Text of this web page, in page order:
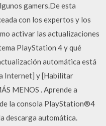
gamers.De esta
con los expertos y los
activar las actualizaciones
PlayStation 4 y qué
automática está
Internet] y [Habilitar
MENOS . Aprende a
la consola PlayStation®4
descarga automática.